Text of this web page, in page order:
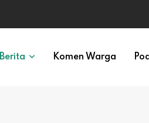
Berita Komen Warga